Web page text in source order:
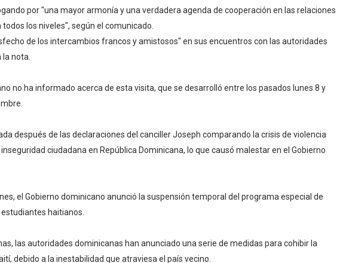
por "una mayor armonía y una verdadera agenda de cooperación en las relaciones
los niveles", según el comunicado.
de los intercambios francos y amistosos" en sus encuentros con las autoridades
nota.
no ha informado acerca de esta visita, que se desarrolló entre los pasados lunes 8 y
después de las declaraciones del canciller Joseph comparando la crisis de violencia
ciudadana en República Dominicana, lo que causó malestar en el Gobierno
el Gobierno dominicano anunció la suspensión temporal del programa especial de
haitianos.
las autoridades dominicanas han anunciado una serie de medidas para cohibir la
debido a la inestabilidad que atraviesa el país vecino.